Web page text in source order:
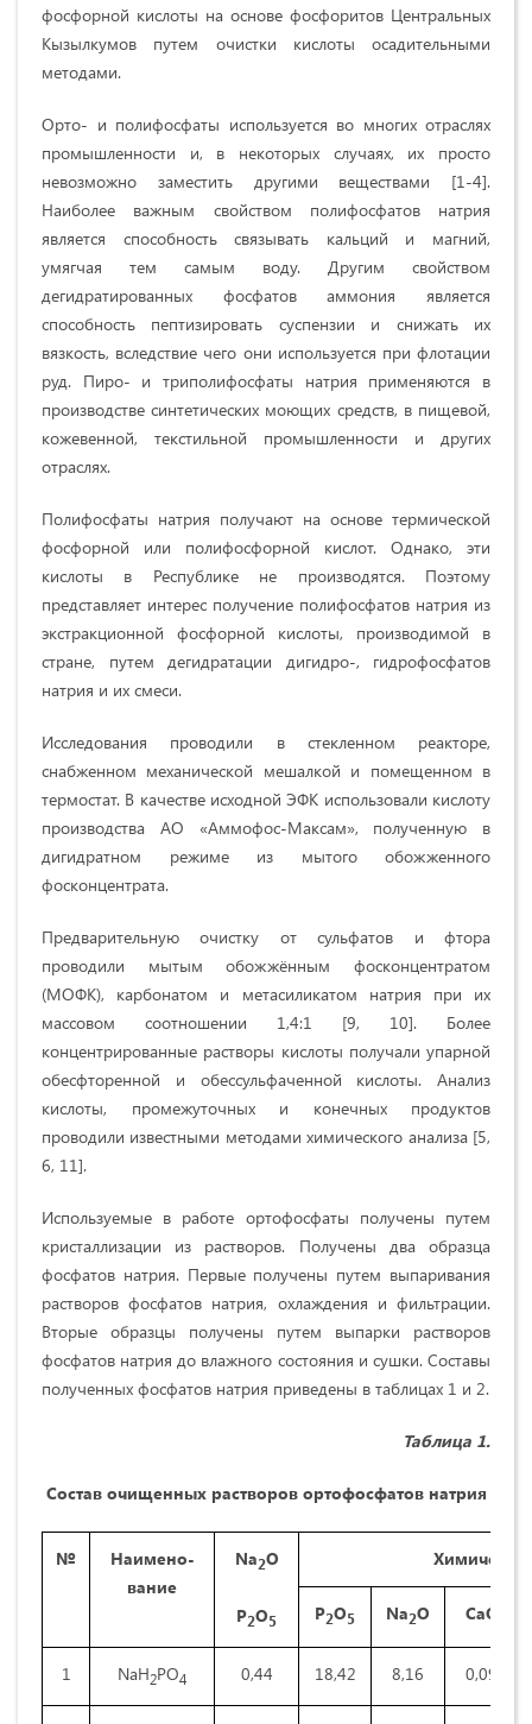
фосфорной кислоты на основе фосфоритов Центральных
Кызылкумов путем очистки кислоты осадительными
методами.
Орто- и полифосфаты используется во многих отраслях
промышленности и, в некоторых случаях, их просто
невозможно заместить другими веществами [1-4].
Наиболее важным свойством полифосфатов натрия
является способность связывать кальций и магний,
умягчая тем самым воду. Другим свойством
дегидратированных фосфатов аммония является
способность пептизировать суспензии и снижать их
вязкость, вследствие чего они используется при флотации
руд. Пиро- и триполифосфаты натрия применяются в
производстве синтетических моющих средств, в пищевой,
кожевенной, текстильной промышленности и других
отраслях.
Полифосфаты натрия получают на основе термической
фосфорной или полифосфорной кислот. Однако, эти
кислоты в Республике не производятся. Поэтому
представляет интерес получение полифосфатов натрия из
экстракционной фосфорной кислоты, производимой в
стране, путем дегидратации дигидро-, гидрофосфатов
натрия и их смеси.
Исследования проводили в стекленном реакторе,
снабженном механической мешалкой и помещенном в
термостат. В качестве исходной ЭФК использовали кислоту
производства АО «Аммофос-Максам», полученную в
дигидратном режиме из мытого обожженного
фосконцентрата.
Предварительную очистку от сульфатов и фтора
проводили мытым обожжённым фосконцентратом
(МОФК), карбонатом и метасиликатом натрия при их
массовом соотношении 1,4:1 [9, 10]. Более
концентрированные растворы кислоты получали упарной
обесфторенной и обессульфаченной кислоты. Анализ
кислоты, промежуточных и конечных продуктов
проводили известными методами химического анализа [5,
6, 11].
Используемые в работе ортофосфаты получены путем
кристаллизации из растворов. Получены два образца
фосфатов натрия. Первые получены путем выпаривания
растворов фосфатов натрия, охлаждения и фильтрации.
Вторые образцы получены путем выпарки растворов
фосфатов натрия до влажного состояния и сушки. Составы
полученных фосфатов натрия приведены в таблицах 1 и 2.
Таблица 1.
Состав очищенных растворов ортофосфатов натрия
№
Наимено-
вание
Na2O
Р2О5 P2O5 Na2O CaO
1 NaH2PO4 0,44 18,42 8,16 0,09